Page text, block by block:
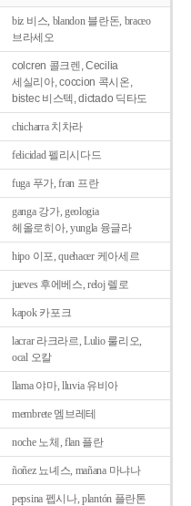
biz 비스, blandon 블란돈, braceo
브라세오
colcren 콜크렌, Cecilia
세실리아, coccion 콕시온,
bistec 비스텍, dictado 딕타도
chicharra 치차라
felicidad 펠리시다드
fuga 푸가, fran 프란
ganga 강가, geologia
헤올로히아, yungla 융글라
hipo 이포, quehacer 케아세르
jueves 후에베스, reloj 렐로
kapok 카포크
lacrar 라크라르, Lulio 룰리오,
ocal 오칼
llama 야마, lluvia 유비아
membrete 멤브레테
noche 노체, flan 플란
ñoñez 뇨녜스, mañana 마냐나
pepsina 펩시나, plantón 플란톤